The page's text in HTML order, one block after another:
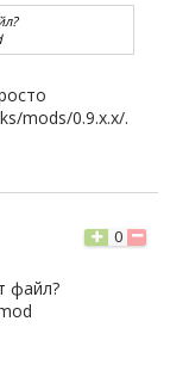
mods/0.9.x.х/.
0
файл?